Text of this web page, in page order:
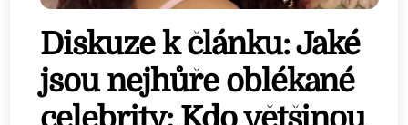
Diskuze k článku: Jaké
jsou nejhůře oblékané